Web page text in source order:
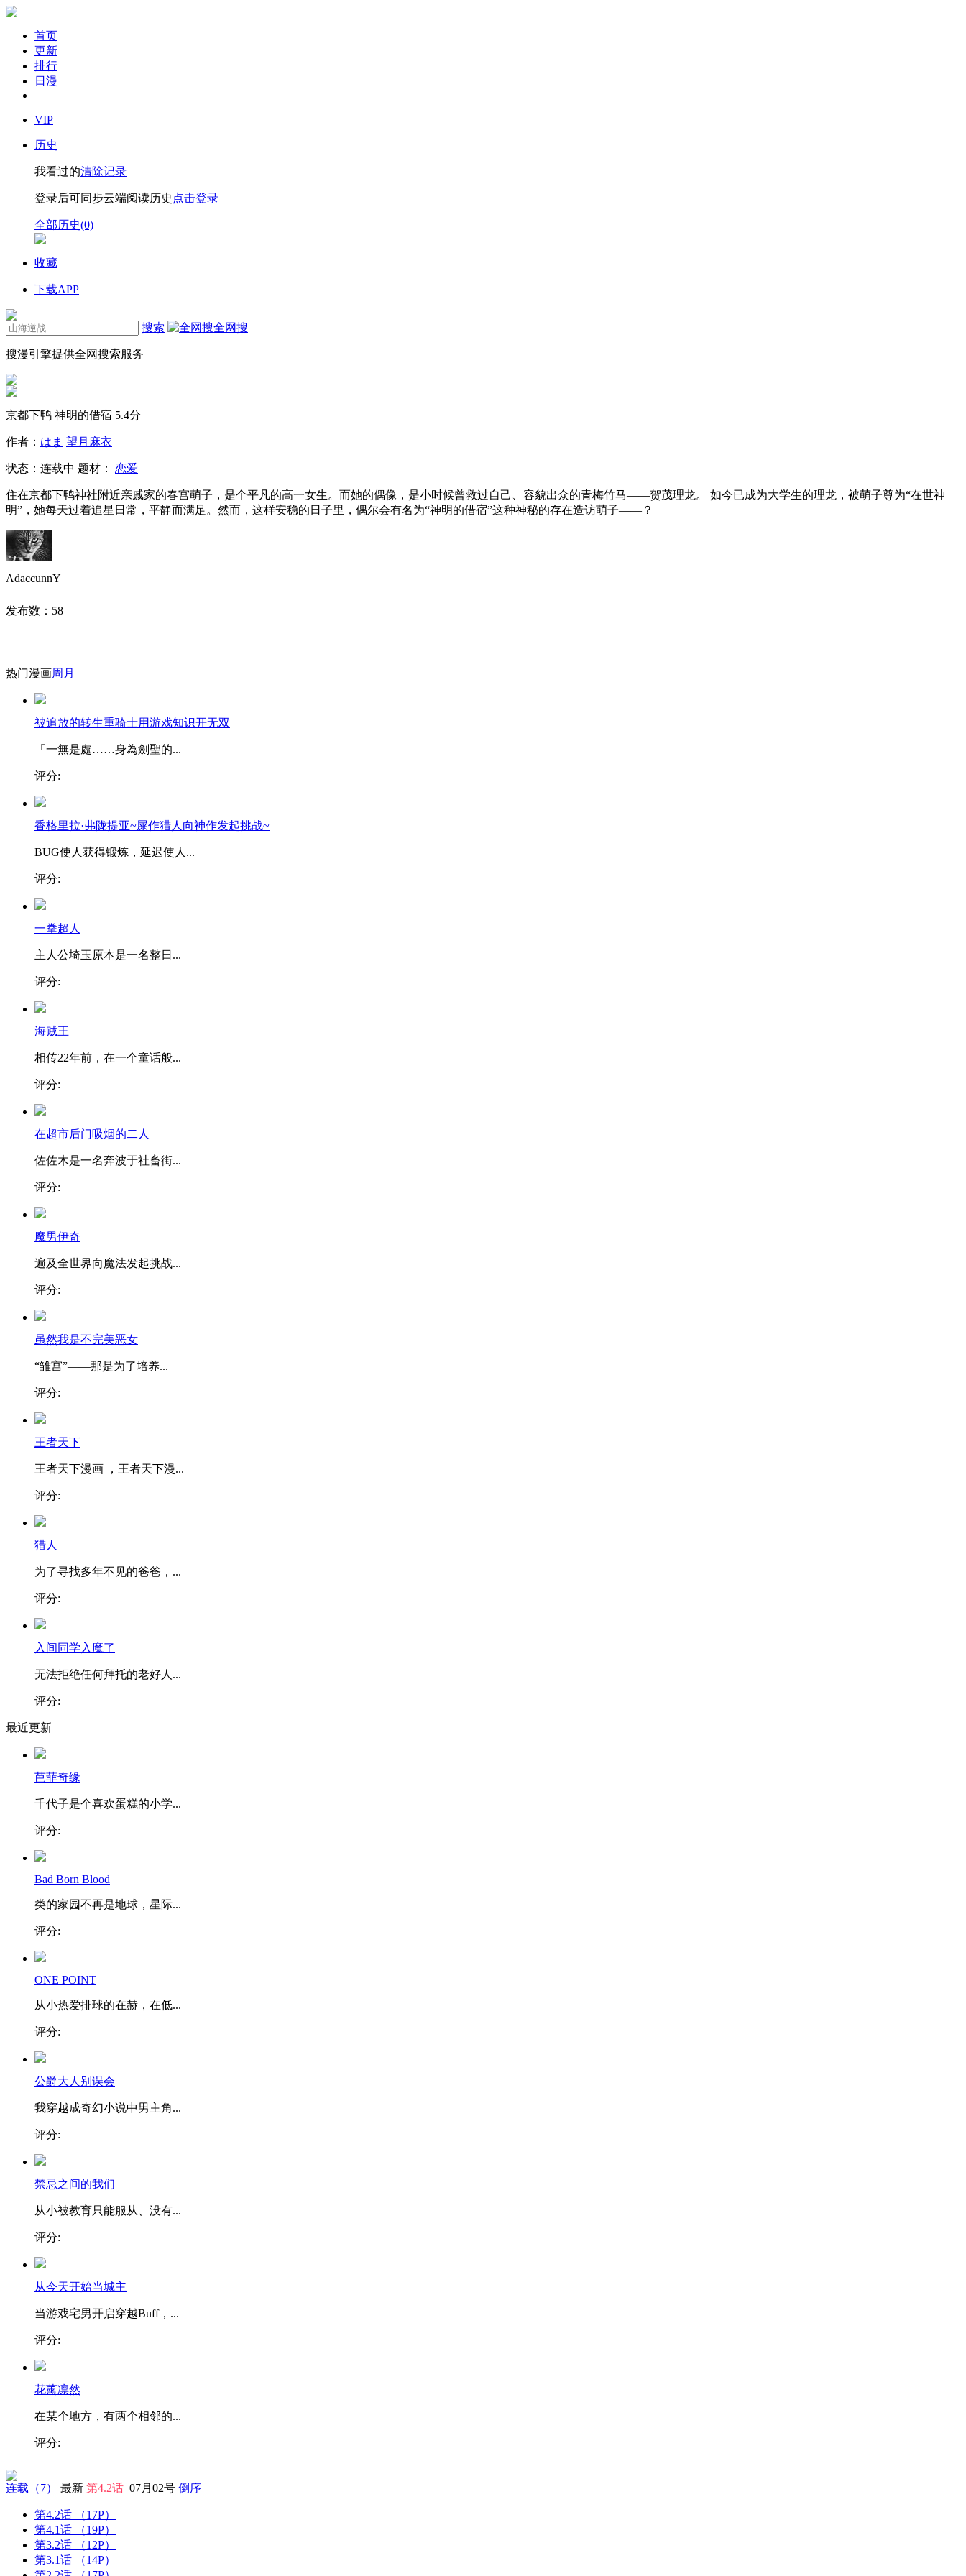
首页
更新
排行
日漫
VIP
历史
我看过的清除记录
登录后可同步云端阅读历史 点击登录
全部历史(0)
收藏
下载APP
搜索 全网搜
搜漫引擎提供全网搜索服务
京都下鸭 神明的借宿 5.4分
作者： はま 望月麻衣
状态： 连载中 题材： 恋爱
住在京都下鸭神社附近亲戚家的春宫萌子，是个平凡的高一女生。而她的偶像，是小时候曾救过自己、容貌出众的青梅竹马——贺茂理龙。 如今已成为大学生的理龙，被萌子尊为“在世神
明”，她每天过着追星日常，平静而满足。然而，这样安稳的日子里，偶尔会有名为“神明的借宿”这种神秘的存在造访萌子——？
AdaccunnY
发布数： 58
热门漫画周 月
被追放的转生重骑士用游戏知识开无双
「一無是處……身為劍聖的...
评分:
香格里拉·弗陇提亚~屎作猎人向神作发起挑战~
BUG使人获得锻炼，延迟使人...
评分:
一拳超人
主人公埼玉原本是一名整日...
评分:
海贼王
相传22年前，在一个童话般...
评分:
在超市后门吸烟的二人
佐佐木是一名奔波于社畜街...
评分:
魔男伊奇
遍及全世界向魔法发起挑战...
评分:
虽然我是不完美恶女
“雏宫”——那是为了培养...
评分:
王者天下
王者天下漫画 ，王者天下漫...
评分:
猎人
为了寻找多年不见的爸爸，...
评分:
入间同学入魔了
无法拒绝任何拜托的老好人...
评分:
最近更新
芭菲奇缘
千代子是个喜欢蛋糕的小学...
评分:
Bad Born Blood
类的家园不再是地球，星际...
评分:
ONE POINT
从小热爱排球的在赫，在低...
评分:
公爵大人别误会
我穿越成奇幻小说中男主角...
评分:
禁忌之间的我们
从小被教育只能服从、没有...
评分:
从今天开始当城主
当游戏宅男开启穿越Buff，...
评分:
花薰凛然
在某个地方，有两个相邻的...
评分:
连载 （7） 最新 第4.2话 07月02号 倒序
第4.2话
（17P）
第4.1话
（19P）
第3.2话
（12P）
第3.1话
（14P）